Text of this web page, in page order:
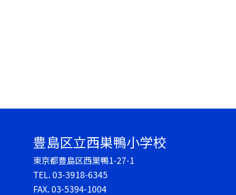
豊島区立西巣鴨小学校
東京都豊島区西巣鴨1-27-1
TEL. 03-3918-6345
FAX. 03-5394-1004